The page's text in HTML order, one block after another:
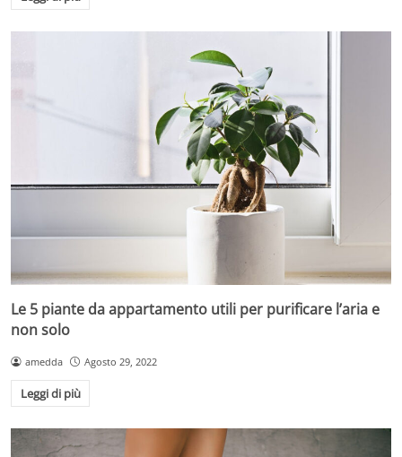
Le 5 piante da appartamento utili per purificare l’aria e
non solo
amedda Agosto 29, 2022
Leggi di più